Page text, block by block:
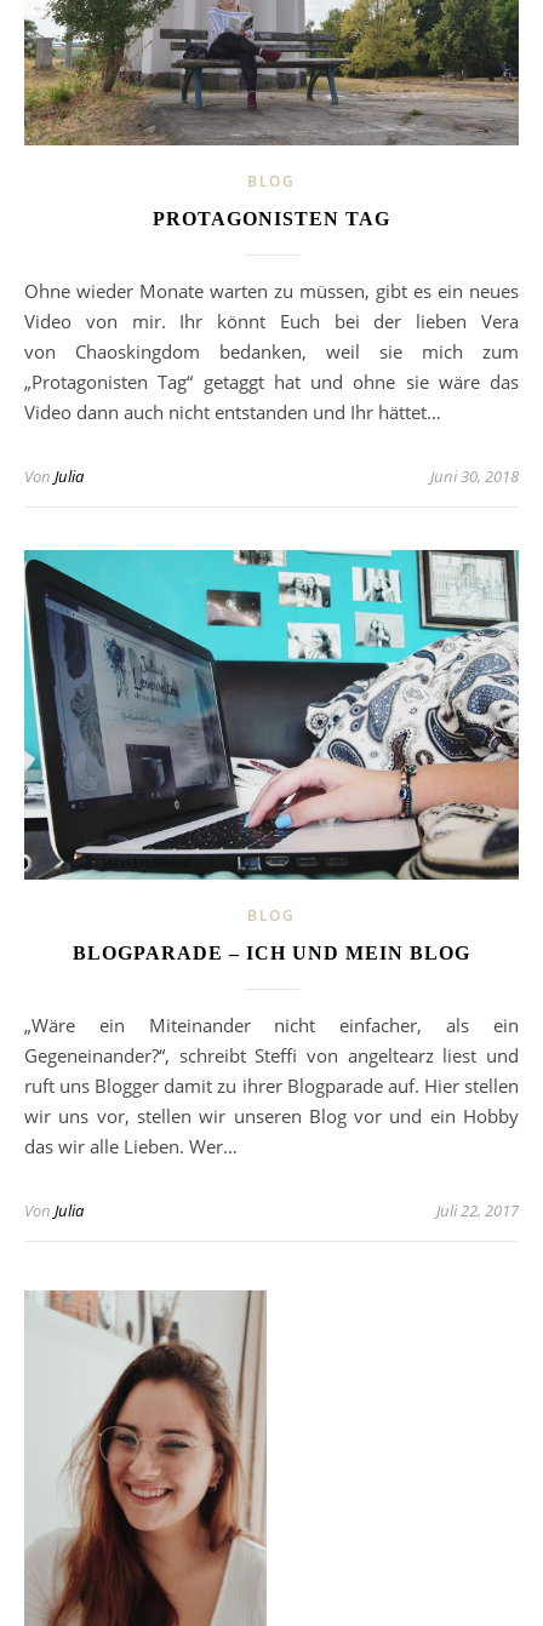
BLOG
PROTAGONISTEN TAG
Ohne wieder Monate warten zu müssen, gibt es ein neues
Video von mir. Ihr könnt Euch bei der lieben Vera
von Chaoskingdom bedanken, weil sie mich zum
„Protagonisten Tag“ getaggt hat und ohne sie wäre das
Video dann auch nicht entstanden und Ihr hättet…
Von Julia Juni 30, 2018
BLOG
BLOGPARADE – ICH UND MEIN BLOG
„Wäre ein Miteinander nicht einfacher, als ein
Gegeneinander?“, schreibt Steffi von angeltearz liest und
ruft uns Blogger damit zu ihrer Blogparade auf. Hier stellen
wir uns vor, stellen wir unseren Blog vor und ein Hobby
das wir alle Lieben. Wer…
Von Julia Juli 22, 2017